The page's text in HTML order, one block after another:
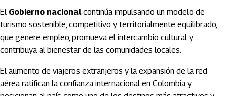
El Gobierno nacionalcontinúa impulsando un modelo de
turismo sostenible, competitivo y territorialmente equilibrado,
que genere empleo, promueva el intercambio cultural y
contribuya al bienestar de las comunidades locales.
El aumento de viajeros extranjeros y la expansión de la red
aérea ratifican la confianza internacional en Colombia y